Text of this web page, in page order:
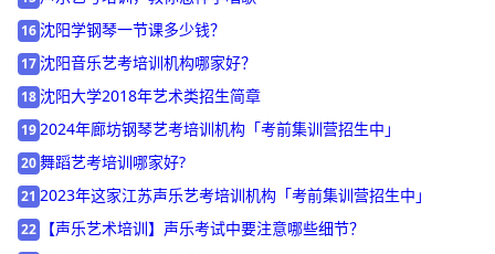
15声乐艺考培训，教你怎样学唱歌
16沈阳学钢琴一节课多少钱？
17沈阳音乐艺考培训机构哪家好？
18 沈阳大学2018年艺术类招生简章
192024年廊坊钢琴艺考培训机构「考前集训营招生中」
20 舞蹈艺考培训哪家好?
21 2023年这家江苏声乐艺考培训机构「考前集训营招生中」